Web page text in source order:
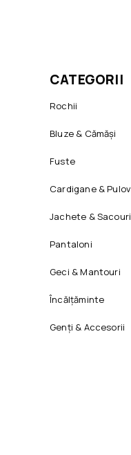
CATEGORII
Rochii
Bluze & Cămăși
Fuste
Cardigane &
Jachete & Sacouri
Pantaloni
Geci & Mantouri
Încălțăminte
Genți & Accesorii